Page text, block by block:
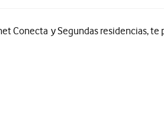
Conecta y Segundas residencias,